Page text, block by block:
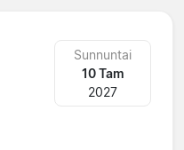
Sunnuntai
10 Tam
2027